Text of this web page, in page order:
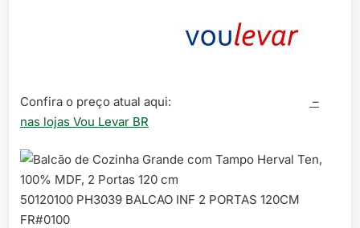
Confira o preço atual aqui:
–
nas lojas Vou Levar BR
50120100 PH3039 BALCAO INF 2 PORTAS 120CM
FR#0100